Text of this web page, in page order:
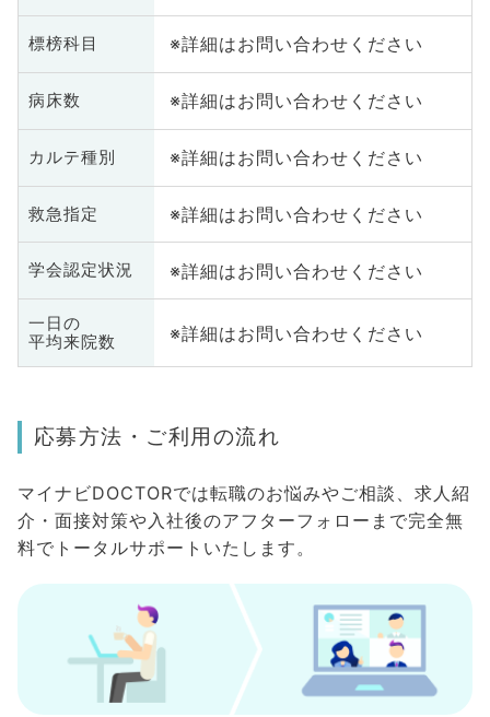
標榜科目 ※詳細はお問い合わせください
病床数 ※詳細はお問い合わせください
カルテ種別 ※詳細はお問い合わせください
救急指定 ※詳細はお問い合わせください
学会認定状況 ※詳細はお問い合わせください
一日の
平均来院数
※詳細はお問い合わせください
応募方法・ご利用の流れ
マイナビDOCTORでは転職のお悩みやご相談、求人紹
介・面接対策や入社後のアフターフォローまで完全無
料でトータルサポートいたします。